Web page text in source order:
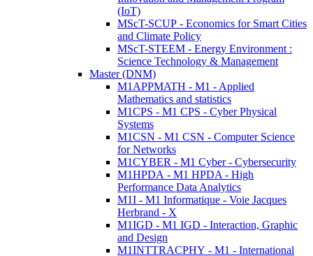
(IoT)
MScT-SCUP - Economics for Smart Cities
and Climate Policy
MScT-STEEM - Energy Environment :
Science Technology & Management
Master (DNM)
M1APPMATH - M1 - Applied
Mathematics and statistics
M1CPS - M1 CPS - Cyber Physical
Systems
M1CSN - M1 CSN - Computer Science
for Networks
M1CYBER - M1 Cyber - Cybersecurity
M1HPDA - M1 HPDA - High
Performance Data Analytics
M1I - M1 Informatique - Voie Jacques
Herbrand - X
M1IGD - M1 IGD - Interaction, Graphic
and Design
M1INTTRACPHY - M1 - International